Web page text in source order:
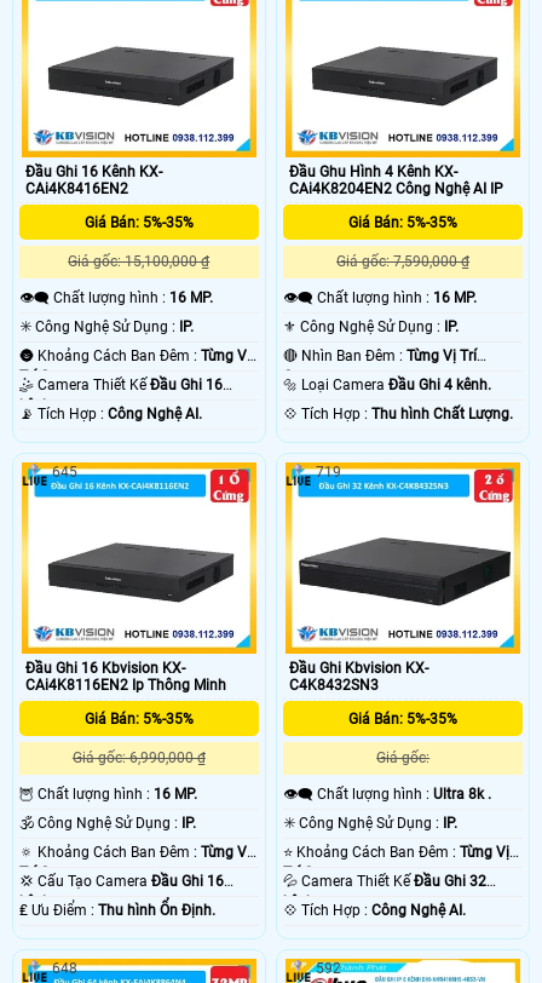
Đầu Ghi 16 Kênh KX-
CAi4K8416EN2
Giá Bán: 5%-35%
Giá gốc: 15,100,000 ₫
👁️‍🗨 Chất lượng hình : 16 MP.
✳️ Công Nghệ Sử Dụng :
IP.
🌚 Khoảng Cách Ban Đêm : Từng Vị
Trí Camera .
🤹 Camera Thiết Kế Đầu Ghi 16
kênh.
️📡 Tích Hợp : Công Nghệ AI.
Đầu Ghu Hình 4 Kênh KX-
CAi4K8204EN2 Công Nghệ AI IP
Giá Bán: 5%-35%
Giá gốc: 7,590,000 ₫
👁️‍🗨 Chất lượng hình : 16 MP.
⚜️ Công Nghệ Sử Dụng :
IP.
🔴 Nhìn Ban Đêm :Từng Vị Trí
Camera .
🔩 Loại CameraĐầu Ghi 4 kênh.
️💠 Tích Hợp :Thu hình Chất Lượng.
Đầu Ghi 16 Kbvision KX-
CAi4K8116EN2 Ip Thông Minh
Giá Bán: 5%-35%
Giá gốc: 6,990,000 ₫
🦉 Chất lượng hình : 16 MP.
🕉️ Công Nghệ Sử Dụng :
IP.
🔅 Khoảng Cách Ban Đêm : Từng Vị
Trí Camera .
💢 Cấu Tạo Camera Đầu Ghi 16
kênh.
️₤ Ưu Điểm : Thu hình Ổn Định.
645
Đầu Ghi Kbvision KX-
C4K8432SN3
Giá Bán: 5%-35%
Giá gốc:
👁️‍🗨 Chất lượng hình :Ultra 8k .
✳️ Công Nghệ Sử Dụng :
IP.
⭐ Khoảng Cách Ban Đêm :Từng Vị
Trí Camera .
💦 Camera Thiết KếĐầu Ghi 32
kênh.
️💠 Tích Hợp :Công Nghệ AI.
719
648 592